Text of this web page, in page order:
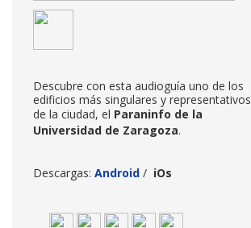
Descubre con esta audioguía uno de los
edificios más singulares y representativos
de la ciudad, el Paraninfo de la
Universidad de Zaragoza.
Descargas: Android / iOs